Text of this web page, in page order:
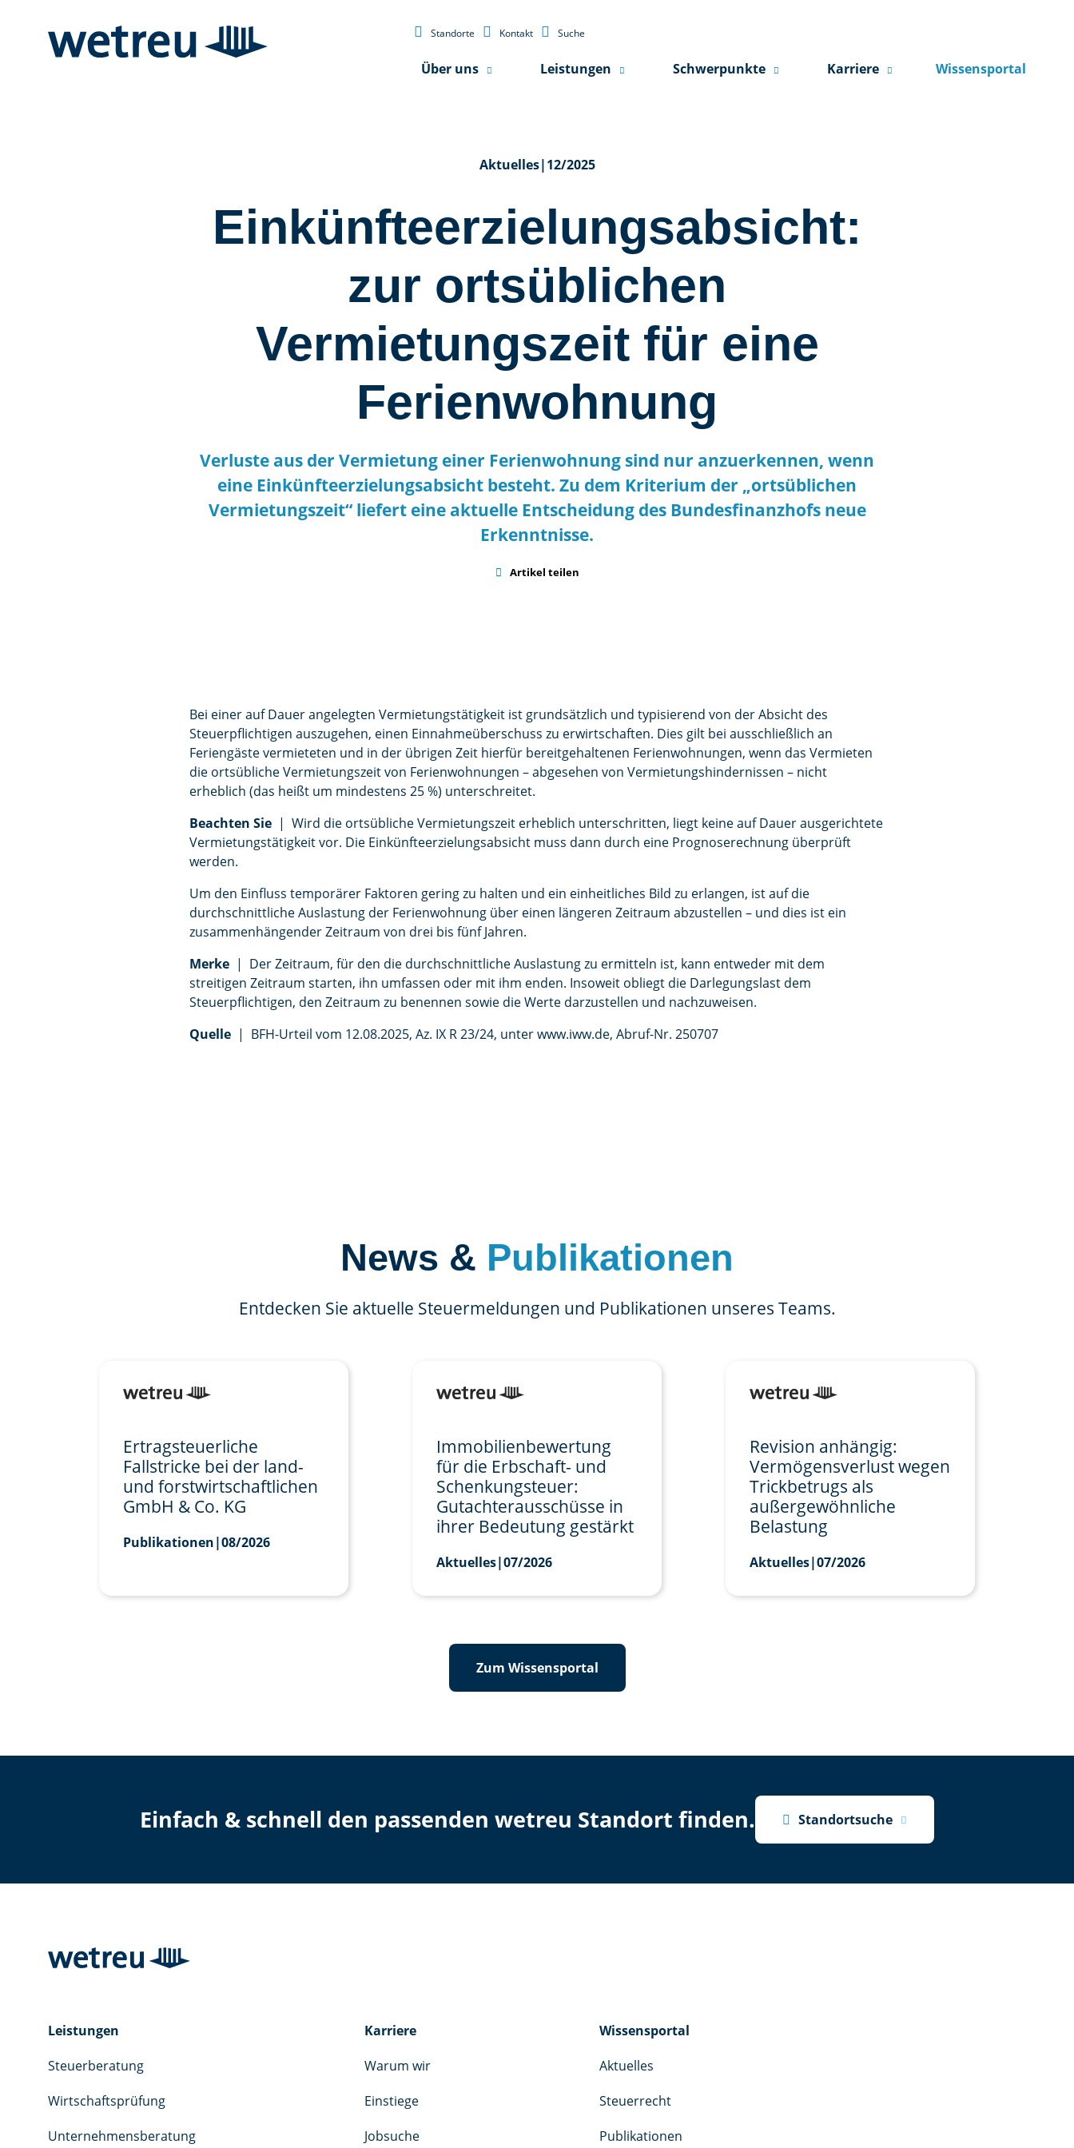
 Standorte  Kontakt  Suche
Über uns Leistungen Schwerpunkte Karriere Wissensportal
Aktuelles|12/2025
Einkünfteerzielungsabsicht:
zur ortsüblichen
Vermietungszeit für eine
Ferienwohnung
Verluste aus der Vermietung einer Ferienwohnung sind nur anzuerkennen, wenn
eine Einkünfteerzielungsabsicht besteht. Zu dem Kriterium der „ortsüblichen
Vermietungszeit“ liefert eine aktuelle Entscheidung des Bundesfinanzhofs neue
Erkenntnisse.
 Artikel teilen
Bei einer auf Dauer angelegten Vermietungstätigkeit ist grundsätzlich und typisierend von der Absicht des
Steuerpflichtigen auszugehen, einen Einnahmeüberschuss zu erwirtschaften. Dies gilt bei ausschließlich an
Feriengäste vermieteten und in der übrigen Zeit hierfür bereitgehaltenen Ferienwohnungen, wenn das Vermieten
die ortsübliche Vermietungszeit von Ferienwohnungen – abgesehen von Vermietungshindernissen – nicht
erheblich (das heißt um mindestens 25 %) unterschreitet.
Beachten Sie | Wird die ortsübliche Vermietungszeit erheblich unterschritten, liegt keine auf Dauer ausgerichtete
Vermietungstätigkeit vor. Die Einkünfteerzielungsabsicht muss dann durch eine Prognoserechnung überprüft
werden.
Um den Einfluss temporärer Faktoren gering zu halten und ein einheitliches Bild zu erlangen, ist auf die
durchschnittliche Auslastung der Ferienwohnung über einen längeren Zeitraum abzustellen – und dies ist ein
zusammenhängender Zeitraum von drei bis fünf Jahren.
Merke | Der Zeitraum, für den die durchschnittliche Auslastung zu ermitteln ist, kann entweder mit dem
streitigen Zeitraum starten, ihn umfassen oder mit ihm enden. Insoweit obliegt die Darlegungslast dem
Steuerpflichtigen, den Zeitraum zu benennen sowie die Werte darzustellen und nachzuweisen.
Quelle | BFH-Urteil vom 12.08.2025, Az. IX R 23/24, unter www.iww.de, Abruf-Nr. 250707
News & Publikationen
Entdecken Sie aktuelle Steuermeldungen und Publikationen unseres Teams.
Ertragsteuerliche
Fallstricke bei der land-
und forstwirtschaftlichen
GmbH & Co. KG
Publikationen|08/2026
Immobilienbewertung
für die Erbschaft- und
Schenkungsteuer:
Gutachterausschüsse in
ihrer Bedeutung gestärkt
Aktuelles|07/2026
Revision anhängig:
Vermögensverlust wegen
Trickbetrugs als
außergewöhnliche
Belastung
Aktuelles|07/2026
Zum Wissensportal
Einfach & schnell den passenden wetreu Standort finden.  Standortsuche
Leistungen
Steuerberatung
Wirtschaftsprüfung
Unternehmensberatung
Karriere
Warum wir
Einstiege
Jobsuche
Wissensportal
Aktuelles
Steuerrecht
Publikationen